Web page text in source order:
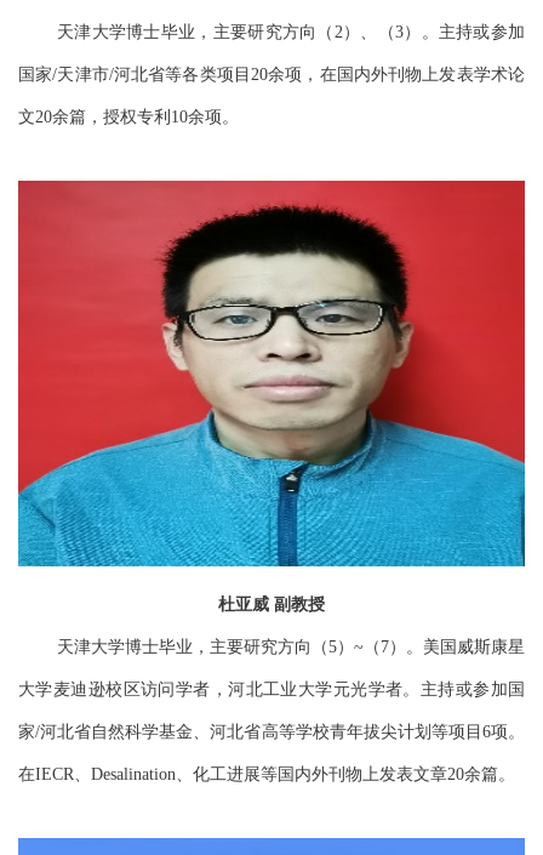
天津大学博士毕业，主要研究方向（ 2）、（3）。主持或参加
国家/天津市/河北省等各类项目 20余项，在国内外刊物上发表学术论
文20余篇，授权专利 10余项。
杜亚威 副教授
天津大学博士毕业，主要研究方向（5） ~ （ 7）。美国威斯康星
大学麦迪逊校区访问学者，河北工业大学元光学者。主持或参加国
家/河北省自然科学基金、河北省高等学校青年拔尖计划等项目 6项。
在IECR Desalination 、化工进展等国内外刊物上发表文章20余篇。